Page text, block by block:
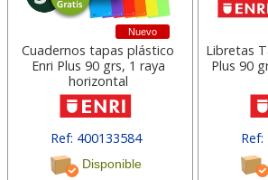
Nuevo
Cuadernos tapas plástico
Enri Plus 90 grs, 1 raya
horizontal
Ref: 400133584
Disponible
Libretas
Plus 90